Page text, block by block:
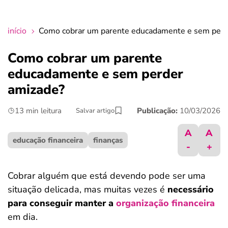
crédito fácil
início Como cobrar um parente educadamente e sem
Como cobrar um parente
educadamente e sem perder
amizade?
13 min leitura Salvar artigo Publicação: 10/03/2026
educação financeira finanças
A
-
A
+
Cobrar alguém que está devendo pode ser uma
situação delicada, mas muitas vezes é necessário
para conseguir manter a organização financeira
em dia.